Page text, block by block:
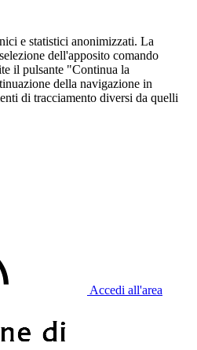
e statistici anonimizzati. La
dell'apposito comando
il pulsante "Continua la
della navigazione in
di tracciamento diversi da quelli
Accedi all'area